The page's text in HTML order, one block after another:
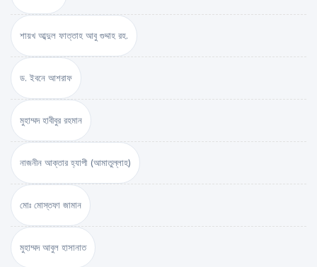
শায়খ আব্দুল ফাত্তাহ আবু গুদ্দাহ রহ.
ড. ইবনে আশরাফ
মুহাম্মদ হাবীবুর রহমান
নাজনীন আক্তার হ্যাপী (আমাতুল্লাহ)
মোঃ মোস্তফা জামান
মুহাম্মদ আবুল হাসানাত